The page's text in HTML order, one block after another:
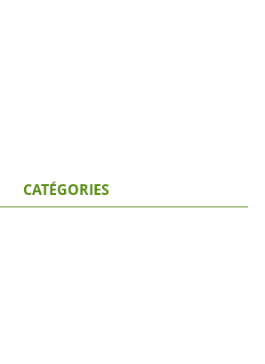
CATÉGORIES